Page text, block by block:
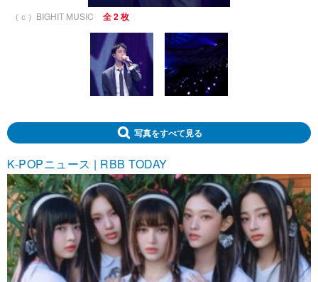
（ｃ）BIGHIT MUSIC 全 2 枚
写真をすべて見る
K-POPニュース | RBB TODAY